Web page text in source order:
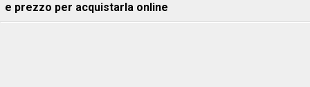
e prezzo per acquistarla online